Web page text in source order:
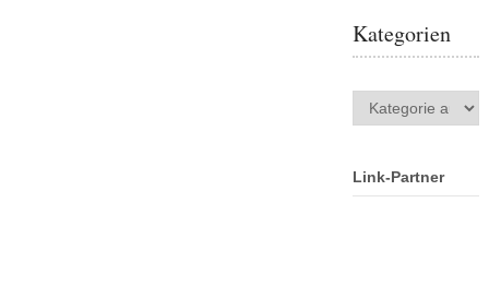
Kategorien
Kategorien
Link-Partner